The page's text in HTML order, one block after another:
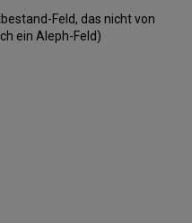
Feld, das nicht von
ein Aleph-Feld)